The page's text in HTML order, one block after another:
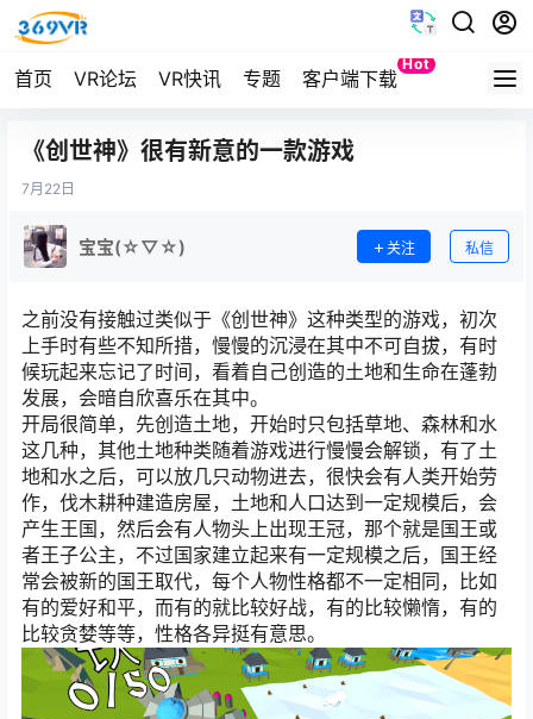
首页 VR论坛 VR快讯 专题 客户端下载
Hot
Quest
《创世神》很有新意的一款游戏
7月 22日
宝宝(☆▽☆) 关注 私信
之前没有接触过类似于《创世神》这种类型的游戏，初次
上手时有些不知所措，慢慢的沉浸在其中不可自拔，有时
候玩起来忘记了时间，看着自己创造的土地和生命在蓬勃
发展，会暗自欣喜乐在其中。
开局很简单，先创造土地，开始时只包括草地、森林和水
这几种，其他土地种类随着游戏进行慢慢会解锁，有了土
地和水之后，可以放几只动物进去，很快会有人类开始劳
作，伐木耕种建造房屋，土地和人口达到一定规模后，会
产生王国，然后会有人物头上出现王冠，那个就是国王或
者王子公主，不过国家建立起来有一定规模之后，国王经
常会被新的国王取代，每个人物性格都不一定相同，比如
有的爱好和平，而有的就比较好战，有的比较懒惰，有的
比较贪婪等等，性格各异挺有意思。